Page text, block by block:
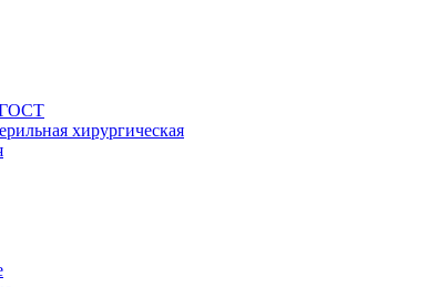
ГОСТ
хирургическая